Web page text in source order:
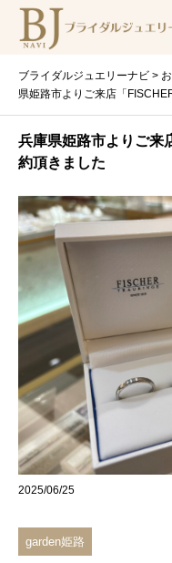
ブライダルジュエリーナビ >
県姫路市よりご来店「
兵庫県姫路市よりご来
約頂きました
2025/06/25
garden姫路